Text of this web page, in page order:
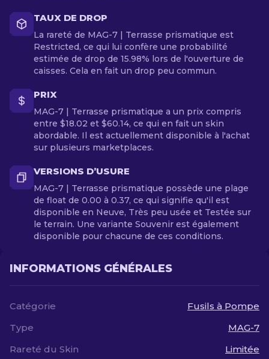
TAUX DE DROP
La rareté de MAG-7 | Terrasse prismatique est
Restricted, ce qui lui confère une probabilité
estimée de drop de 15.98% lors de l'ouverture de
caisses. Cela en fait un drop peu commun.
PRIX
MAG-7 | Terrasse prismatique a un prix compris
entre $18.02 et $60.14, ce qui en fait un skin
abordable. Il est actuellement disponible à l'achat
sur plusieurs marketplaces.
VERSIONS D’USURE
MAG-7 | Terrasse prismatique possède une plage
de float de 0.00 à 0.37, ce qui signifie qu'il est
disponible en Neuve, Très peu usée et Testée sur
le terrain. Une variante Souvenir est également
disponible pour chacune de ces conditions.
INFORMATIONS GÉNÉRALES
Catégorie
Fusils à Pompe
Type
MAG-7
Rareté du Skin
Limitée